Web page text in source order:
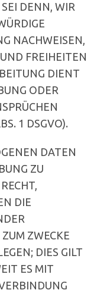
DENN, WIR
NACHWEISEN,
FREIHEITEN
DIENT
ODER
1 DSGVO).
DATEN
ZU
DIE
ZWECKE
DIES GILT
ES MIT